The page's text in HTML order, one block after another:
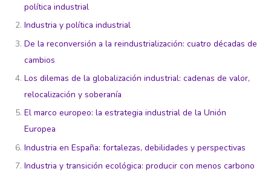
política industrial
Industria y política industrial
De la reconversión a la reindustrialización: cuatro décadas de
cambios
Los dilemas de la globalización industrial: cadenas de valor,
relocalización y soberanía
El marco europeo: la estrategia industrial de la Unión
Europea
Industria en España: fortalezas, debilidades y perspectivas
Industria y transición ecológica: producir con menos carbono